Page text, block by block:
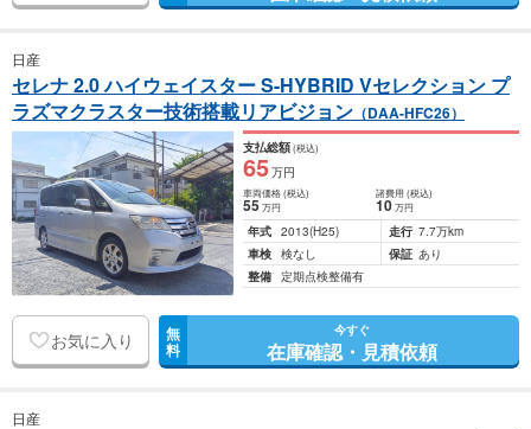
日産
セレナ 2.0 ハイウェイスター S-HYBRID Vセレクション プ
ラズマクラスター技術搭載リアビジョン （DAA-HFC26）
支払総額(税込)
65万円
車両価格(税込)
55万円
諸費用 (税込)
10 万円
年式 2013(H25) 走行 7.7万km
車検 検なし 保証 あり
整備 定期点検整備有
お気に入り 無
料
今すぐ
在庫確認・見積依頼
日産